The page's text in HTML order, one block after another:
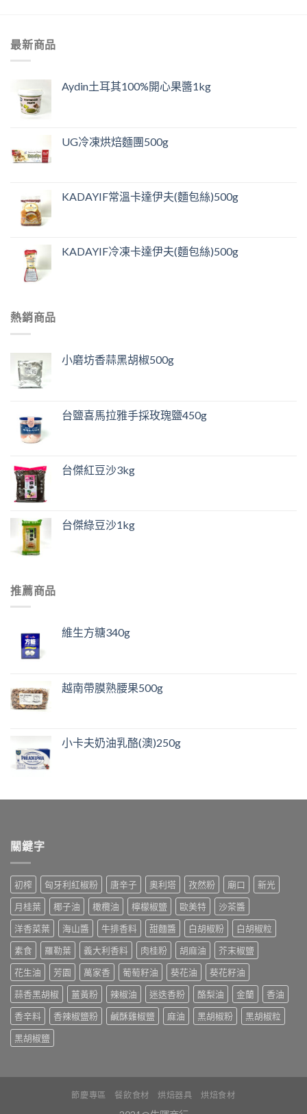
最新商品
Aydin土耳其100%開心果醬1kg
UG冷凍烘焙麵團500g
KADAYIF常溫卡達伊夫(麵包絲)500g
KADAYIF冷凍卡達伊夫(麵包絲)500g
熱銷商品
小磨坊香蒜黑胡椒500g
台鹽喜馬拉雅手採玫瑰鹽450g
台傑紅豆沙3kg
台傑綠豆沙1kg
推薦商品
維生方糖340g
越南帶膜熟腰果500g
小卡夫奶油乳酪(澳)250g
關鍵字
初榨 匈牙利紅椒粉 唐辛子 奧利塔 孜然粉 廟口
新光
月桂葉
椰子油 橄欖油 檸檬椒鹽 歐美特
沙茶醬
洋香菜葉
海山醬 牛排香料 甜麵醬 白胡椒粉
白胡椒粒
素食
羅勒葉 義大利香料 肉桂粉 胡麻油
芥末椒鹽
花生油
芳園 萬家香 葡萄籽油 葵花油
葵花籽油
蒜香黑胡椒
薑黃粉 辣椒油 迷迭香粉 酪梨油 金蘭
香油
香辛料
香辣椒鹽粉 鹹酥雞椒鹽 麻油 黑胡椒粉
黑胡椒粒
黑胡椒鹽
節慶專區 餐飲食材 烘焙器具 烘焙食材